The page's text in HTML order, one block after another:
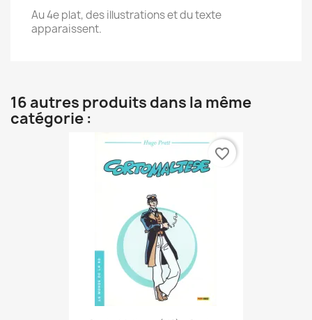
Au 4e plat, des illustrations et du texte
apparaissent.
16 autres produits dans la même
catégorie :
favorite_border